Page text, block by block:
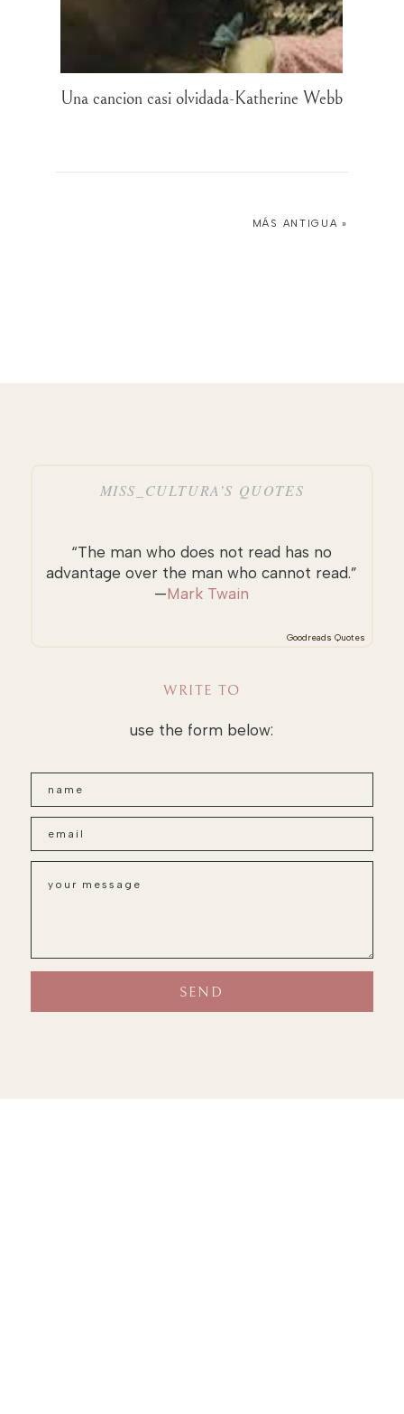
Una cancion casi olvidada-Katherine Webb
MÁS ANTIGUA »
MISS_CULTURA’S QUOTES
“The man who does not read has no
advantage over the man who cannot read.”
—Mark Twain
Goodreads Quotes
WRITE TO
use the form below: